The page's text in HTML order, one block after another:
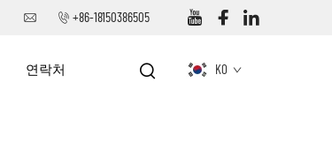
+86-18150386505
연락처 KO